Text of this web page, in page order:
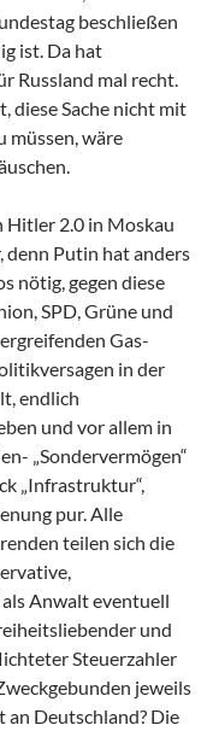
beschließen
ist. Da hat
Russland mal recht.
diese Sache nicht mit
müssen, wäre
Hitler 2.0 in Moskau
denn Putin hat anders
nötig, gegen diese
SPD, Grüne und
Gas-
in der
endlich
und vor allem in
„Sondervermögen“
„Infrastruktur“,
pur. Alle
teilen sich die
Anwalt eventuell
und
Steuerzahler
jeweils
Deutschland? Die